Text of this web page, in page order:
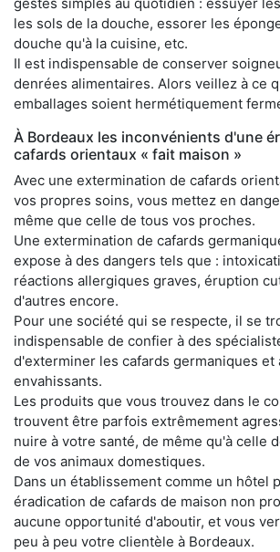
gestes simples au quotidien : essuyer
les sols de la douche, essorer les
douche qu'à la cuisine, etc.
Il est indispensable de conserver
denrées alimentaires. Alors veillez à ce
emballages soient hermétiquement
À Bordeaux les inconvénients d'une
cafards orientaux « fait maison »
Avec une extermination de cafards
vos propres soins, vous mettez en
même que celle de tous vos proches.
Une extermination de cafards
expose à des dangers tels que :
réactions allergiques graves, éruption
d'autres encore.
Pour une société qui se respecte, il se
indispensable de confier à des
d'exterminer les cafards germaniques et
envahissants.
Les produits que vous trouvez dans le
trouvent être parfois extrêmement
nuire à votre santé, de même qu'à celle
de vos animaux domestiques.
Dans un établissement comme un hôtel
éradication de cafards de maison non
aucune opportunité d'aboutir, et vous
peu à peu votre clientèle à Bordeaux.